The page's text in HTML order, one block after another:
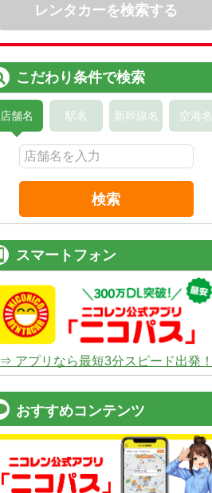
レンタカーを検索する
こだわり条件で検索
店舗名 駅名 新幹線名 空港名
検索
スマートフォン
⇒ アプリなら最短3分スピード出発！
おすすめコンテンツ